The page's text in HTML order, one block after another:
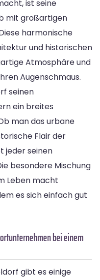
ist seine
mit großartigen
harmonische
und historischen
Atmosphäre und
Augenschmaus.
seinen
ein breites
man das urbane
Flair der
jeder seinen
besondere Mischung
Leben macht
es sich einfach gut
bei einem
gibt es einige